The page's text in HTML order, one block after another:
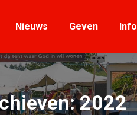
Nieuws Geven Info
2022